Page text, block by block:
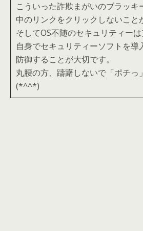
こういった詐欺まがいのブラッキ
中のリンクをクリックしないこと
そしてOS不随のセキュリティー
自身でセキュリティーソフトを導
防御することが大切です。
丸腰の方、躊躇しないで「ポチっ
(*^^*)